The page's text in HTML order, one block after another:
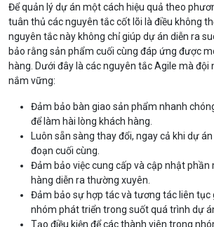
Để quản lý dự án một cách hiệu quả theo
tuân thủ các nguyên tắc cốt lõi là điều không
nguyên tắc này không chỉ giúp dự án diễn ra
bảo rằng sản phẩm cuối cùng đáp ứng được
hàng. Dưới đây là các nguyên tắc Agile mà đội
nắm vững:
Đảm bảo bàn giao sản phẩm nhanh
để làm hài lòng khách hàng.
Luôn sẵn sàng thay đổi, ngay cả khi dự
đoạn cuối cùng.
Đảm bảo việc cung cấp và cập nhật phần
hàng diễn ra thường xuyên.
Đảm bảo sự hợp tác và tương tác liên tục
nhóm phát triển trong suốt quá trình dự
Tạo điều kiện để các thành viên trong